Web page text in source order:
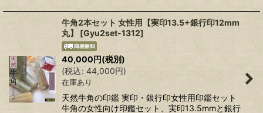
牛角2本セット 女性用【実印13.5+銀行印12mm
丸】
[Gyu2set-1312]
40,000円(税別)
(税込: 44,000円)
在庫あり
天然牛角の印鑑 実印・銀行印女性用印鑑セット
牛角の女性向け印鑑セット、実印13.5mmと銀行